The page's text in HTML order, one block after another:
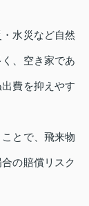
水災など自然
、空き家であ
費を抑えやす
とで、飛来物
の賠償リスク